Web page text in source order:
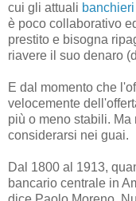
cui gli attuali
è poco collaborativo
prestito e bisogna
riavere il suo denaro
E dal momento che
velocemente
più o meno stabili.
considerarsi nei guai.
Dal 1800 al 1913,
bancario centrale in